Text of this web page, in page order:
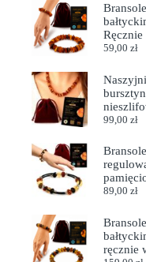
59,00 zł
99,00 zł
89,00 zł
ręcznie